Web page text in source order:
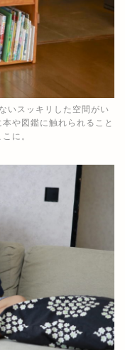
いスッキリした空間がい
や図鑑に触れられること
に。